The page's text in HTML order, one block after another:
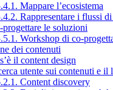
Mappare l’ecosistema
Rappresentare i flussi
progettare le soluzioni
Workshop di co-
dei contenuti
il content design
utente sui contenuti e il
Content discovery